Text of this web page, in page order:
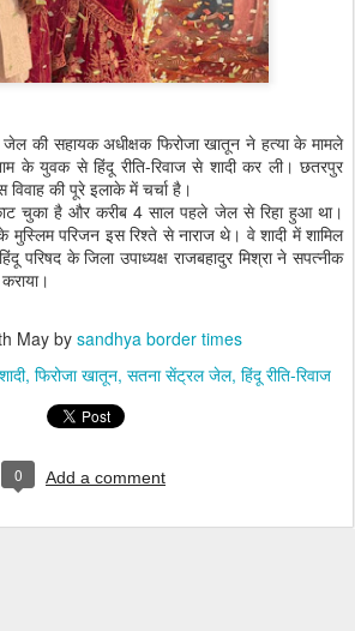
की सहायक अधीक्षक फिरोजा खातून ने हत्या के मामले
के युवक से हिंदू रीति-रिवाज से शादी कर ली। छतरपुर
की पूरे इलाके में चर्चा है।
चुका है और करीब 4 साल पहले जेल से रिहा हुआ था।
मुस्लिम परिजन इस रिश्ते से नाराज थे। वे शादी में शामिल
परिषद के जिला उपाध्यक्ष राजबहादुर मिश्रा ने सपत्नीक
May by sandhya border times
फिरोजा खातून सतना सेंट्रल जेल हिंदू रीति-रिवाज
0 Add a comment